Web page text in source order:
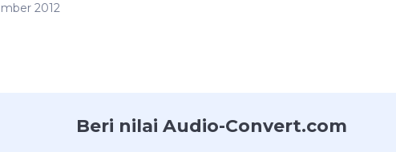
2012
Beri nilai Audio-Convert.com